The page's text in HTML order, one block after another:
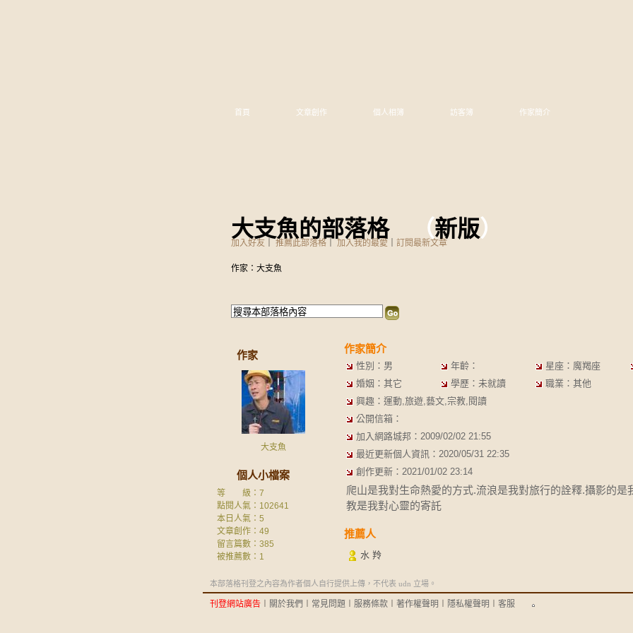
大支魚的部落格（新版）
首頁 文章創作 個人相簿 訪客簿 作家簡介
加入好友 推薦此部落格 加入我的最愛 訂閱最新文章
作家：大支魚
作家
大支魚
個人小檔案
等 級：7
點閱人氣：102641
本日人氣：5
文章創作：49
留言篇數：385
被推薦數： 1
作家簡介
性別：男 年齡：
星座：魔羯座
婚姻：其它
學歷：未就讀
職業：其他
興趣：運動,旅遊,藝文,宗教,閱讀
公開信箱：
加入網路城邦：2009/02/02 21:55
最近更新個人資訊：2020/05/31 22:35
創作更新：2021/01/02 23:14
爬山是我對生命熱愛的方式.流浪是我對旅行的詮釋.攝影的是
教是我對心靈的寄託
推薦人
水 羚
本部落格刊登之內容為作者個人自行提供上傳，不代表 udn 立場。
刊登網站廣告 關於我們 常見問題 服務條款 著作權聲明 隱私權聲明 客服